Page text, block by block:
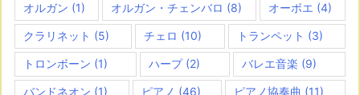
オルガン (1) オルガン・チェンバロ (8) オーボエ (4)
クラリネット (5) チェロ (10) トランペット (3)
トロンボーン (1) ハープ(2) バレエ音楽 (9)
バンドネオン (1) ピアノ (46) ピアノ協奏曲 (11)